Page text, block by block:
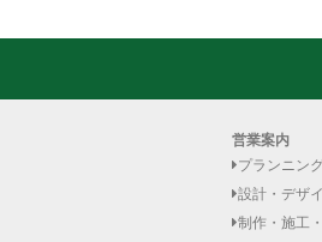
営業案内
プランニン
設計・デザ
制作・施工